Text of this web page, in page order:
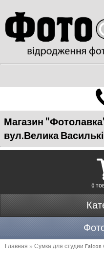
Магазин
вул.Велика
0
Главная » Сумка для студии Falcon